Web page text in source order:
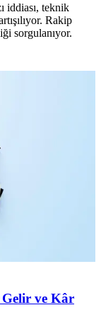
iddiası, teknik
Rakip
sorgulanıyor.
ve Kâr